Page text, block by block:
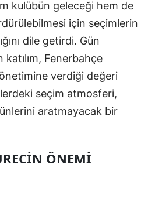
Malatya
Manisa
Kahramanmaraş
Mardin
Muğla
Nevşehir
kulübün geleceği hem de
için seçimlerin
dile getirdi. Gün
Fenerbahçe
verdiği değeri
seçim atmosferi,
aratmayacak bir
ÖNEMI